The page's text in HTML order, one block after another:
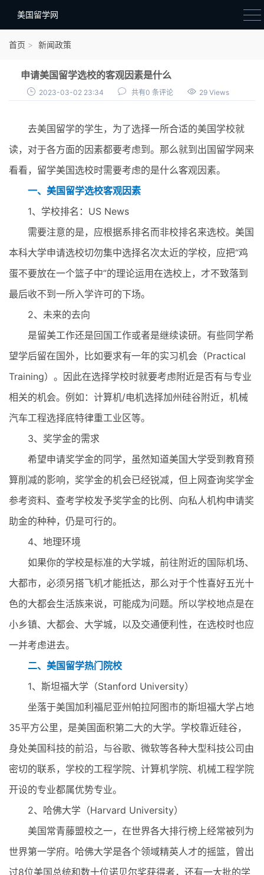
美国留学网
院校选择
材料准备
留学生活
首页 新闻政策
申请美国留学选校的客观因素是什么
2023-03-02 23:34 共有0 条评论 29 Views
去美国留学的学生，为了选择一所合适的美国学校就
读，对于各方面的因素都要考虑到。那么就到出国留学网来
看看，留学美国选校时需要考虑的是什么客观因素。
一、美国留学选校客观因素
1、学校排名：US News
需要注意的是，应根据系排名而非校排名来选校。美国
本科大学申请选校切勿集中选择名次太近的学校，应把“鸡
蛋不要放在一个篮子中”的理论运用在选校上，才不致落到
最后收不到一所入学许可的下场。
2、未来的去向
是留美工作还是回国工作或者是继续读研。有些同学希
望学后留在国外，比如要求有一年的实习机会（Practical
Training）。因此在选择学校时就要考虑附近是否有与专业
相关的机会。例如：计算机/电机选择加州硅谷附近，机械
汽车工程选择底特律重工业区等。
3、奖学金的需求
希望申请奖学金的同学，虽然知道美国大学受到教育预
算削减的影响，奖学金的机会已经锐减，但上网查询奖学金
参考资料、查考学校发予奖学金的比例、向私人机构申请奖
助金的种种，仍是可行的。
4、地理环境
如果你的学校是标准的大学城，前往附近的国际机场、
大都市，必须另搭飞机才能抵达，那么对于个性喜好五光十
色的大都会生活族来说，可能成为问题。所以学校地点是在
小乡镇、大都会、大学城，以及交通便利性，在选校时也应
一并考虑进去。
二、美国留学热门院校
1、斯坦福大学（Stanford University）
坐落于美国加利福尼亚州帕拉阿图市的斯坦福大学占地
35平方公里，是美国面积第二大的大学。学校靠近硅谷，
身处美国科技的前沿，与谷歌、微软等各种大型科技公司由
密切的联系，学校的工程学院、计算机学院、机械工程学院
开设的专业都属优势专业。
2、哈佛大学（Harvard University）
美国常青藤盟校之一，在世界各大排行榜上经常被列为
世界第一学府。哈佛大学是各个领域精英人才的摇篮，曾出
过8位美国总统和数十位诺贝尔奖获得者，还有一大批的学